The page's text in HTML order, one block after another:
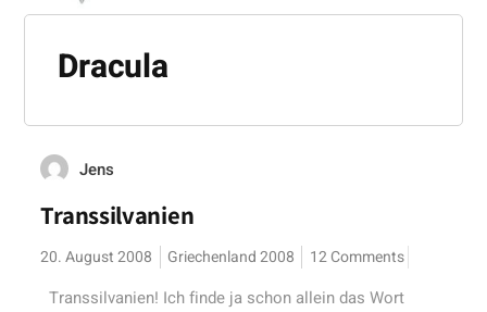
Dracula
Jens
Transsilvanien
20. August 2008 Griechenland 2008 12 Comments
Transsilvanien! Ich finde ja schon allein das Wort